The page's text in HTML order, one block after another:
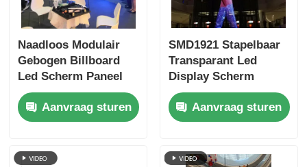
Naadloos Modulair
Gebogen Billboard
Led Scherm Paneel
NovaStar Systeem
6000 nitsAanvraag sturen
SMD1921 Stapelbaar
Transparant Led
Display Scherm
Videowall Voor
Detailhandel
Aanvraag sturen